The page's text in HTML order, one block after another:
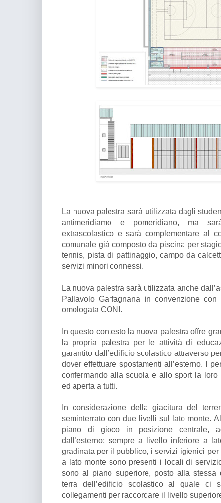
La nuova palestra sarà utilizzata dagli
antimeridiamo e pomeridiano, ma
extrascolastico e sarà complementare al
comunale già composto da piscina per
tennis, pista di pattinaggio, campo da
servizi minori connessi.
La nuova palestra sarà utilizzata anche
Pallavolo Garfagnana in convenzione
omologata CONI.
In questo contesto la nuova palestra offre
la propria palestra per le attività di
garantito dall’edificio scolastico attraverso
dover effettuare spostamenti all’esterno. I
confermando alla scuola e allo sport la
ed aperta a tutti.
In considerazione della giacitura del
seminterrato con due livelli sul lato monte.
piano di gioco in posizione centrale,
dall’esterno; sempre a livello inferiore a
gradinata per il pubblico, i servizi igienici per
a lato monte sono presenti i locali di
sono al piano superiore, posto alla stessa
terra dell’edificio scolastico al quale ci
collegamenti per raccordare il livello